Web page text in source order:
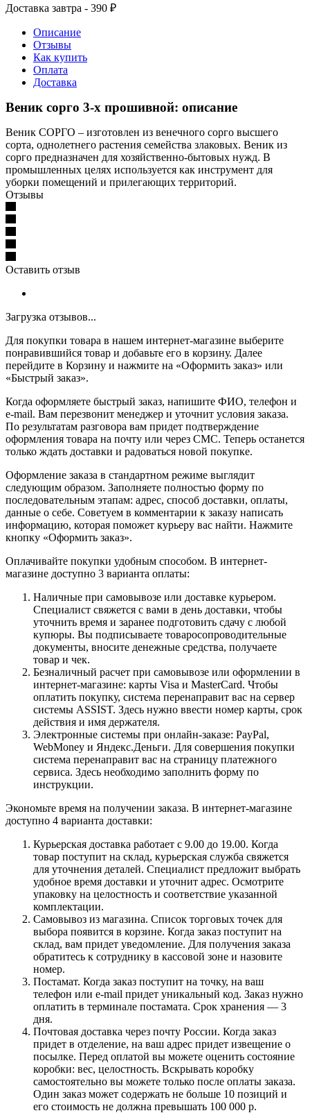
Доставка завтра - 390 ₽
Описание
Отзывы
Как купить
Оплата
Доставка
Веник сорго 3-х прошивной: описание
Веник СОРГО – изготовлен из венечного сорго высшего
сорта, однолетнего растения семейства злаковых. Веник из
сорго предназначен для хозяйственно-бытовых нужд. В
промышленных целях используется как инструмент для
уборки помещений и прилегающих территорий.
Отзывы
Оставить отзыв
Загрузка отзывов...
Для покупки товара в нашем интернет-магазине выберите
понравившийся товар и добавьте его в корзину. Далее
перейдите в Корзину и нажмите на «Оформить заказ» или
«Быстрый заказ».
Когда оформляете быстрый заказ, напишите ФИО, телефон и
e-mail. Вам перезвонит менеджер и уточнит условия заказа.
По результатам разговора вам придет подтверждение
оформления товара на почту или через СМС. Теперь останется
только ждать доставки и радоваться новой покупке.
Оформление заказа в стандартном режиме выглядит
следующим образом. Заполняете полностью форму по
последовательным этапам: адрес, способ доставки, оплаты,
данные о себе. Советуем в комментарии к заказу написать
информацию, которая поможет курьеру вас найти. Нажмите
кнопку «Оформить заказ».
Оплачивайте покупки удобным способом. В интернет-
магазине доступно 3 варианта оплаты:
Наличные при самовывозе или доставке курьером.
Специалист свяжется с вами в день доставки, чтобы
уточнить время и заранее подготовить сдачу с любой
купюры. Вы подписываете товаросопроводительные
документы, вносите денежные средства, получаете
товар и чек.
Безналичный расчет при самовывозе или оформлении в
интернет-магазине: карты Visa и MasterCard. Чтобы
оплатить покупку, система перенаправит вас на сервер
системы ASSIST. Здесь нужно ввести номер карты, срок
действия и имя держателя.
Электронные системы при онлайн-заказе: PayPal,
WebMoney и Яндекс.Деньги. Для совершения покупки
система перенаправит вас на страницу платежного
сервиса. Здесь необходимо заполнить форму по
инструкции.
Экономьте время на получении заказа. В интернет-магазине
доступно 4 варианта доставки:
Курьерская доставка работает с 9.00 до 19.00. Когда
товар поступит на склад, курьерская служба свяжется
для уточнения деталей. Специалист предложит выбрать
удобное время доставки и уточнит адрес. Осмотрите
упаковку на целостность и соответствие указанной
комплектации.
Самовывоз из магазина. Список торговых точек для
выбора появится в корзине. Когда заказ поступит на
склад, вам придет уведомление. Для получения заказа
обратитесь к сотруднику в кассовой зоне и назовите
номер.
Постамат. Когда заказ поступит на точку, на ваш
телефон или e-mail придет уникальный код. Заказ нужно
оплатить в терминале постамата. Срок хранения — 3
дня.
Почтовая доставка через почту России. Когда заказ
придет в отделение, на ваш адрес придет извещение о
посылке. Перед оплатой вы можете оценить состояние
коробки: вес, целостность. Вскрывать коробку
самостоятельно вы можете только после оплаты заказа.
Один заказ может содержать не больше 10 позиций и
его стоимость не должна превышать 100 000 р.